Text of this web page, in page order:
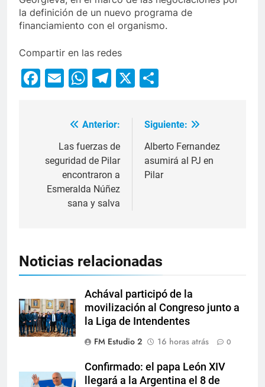
la definición de un nuevo programa de
financiamiento con el organismo.
Compartir en las redes
Facebook
EmailWhatsApp
Telegram
X
Anterior:
Las fuerzas de
seguridad de Pilar
encontraron a
Esmeralda Núñez
sana y salva
Siguiente:
Alberto Fernandez
asumirá al PJ en
Pilar
Noticias relacionadas
Achával participó de la
movilización al Congreso junto a
la Liga de Intendentes
FM Estudio 2
16 horas atrás 0
Confirmado: el papa León XIV
llegará a la Argentina el 8 de